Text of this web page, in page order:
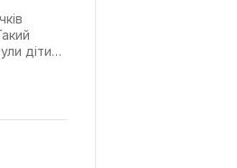
діти